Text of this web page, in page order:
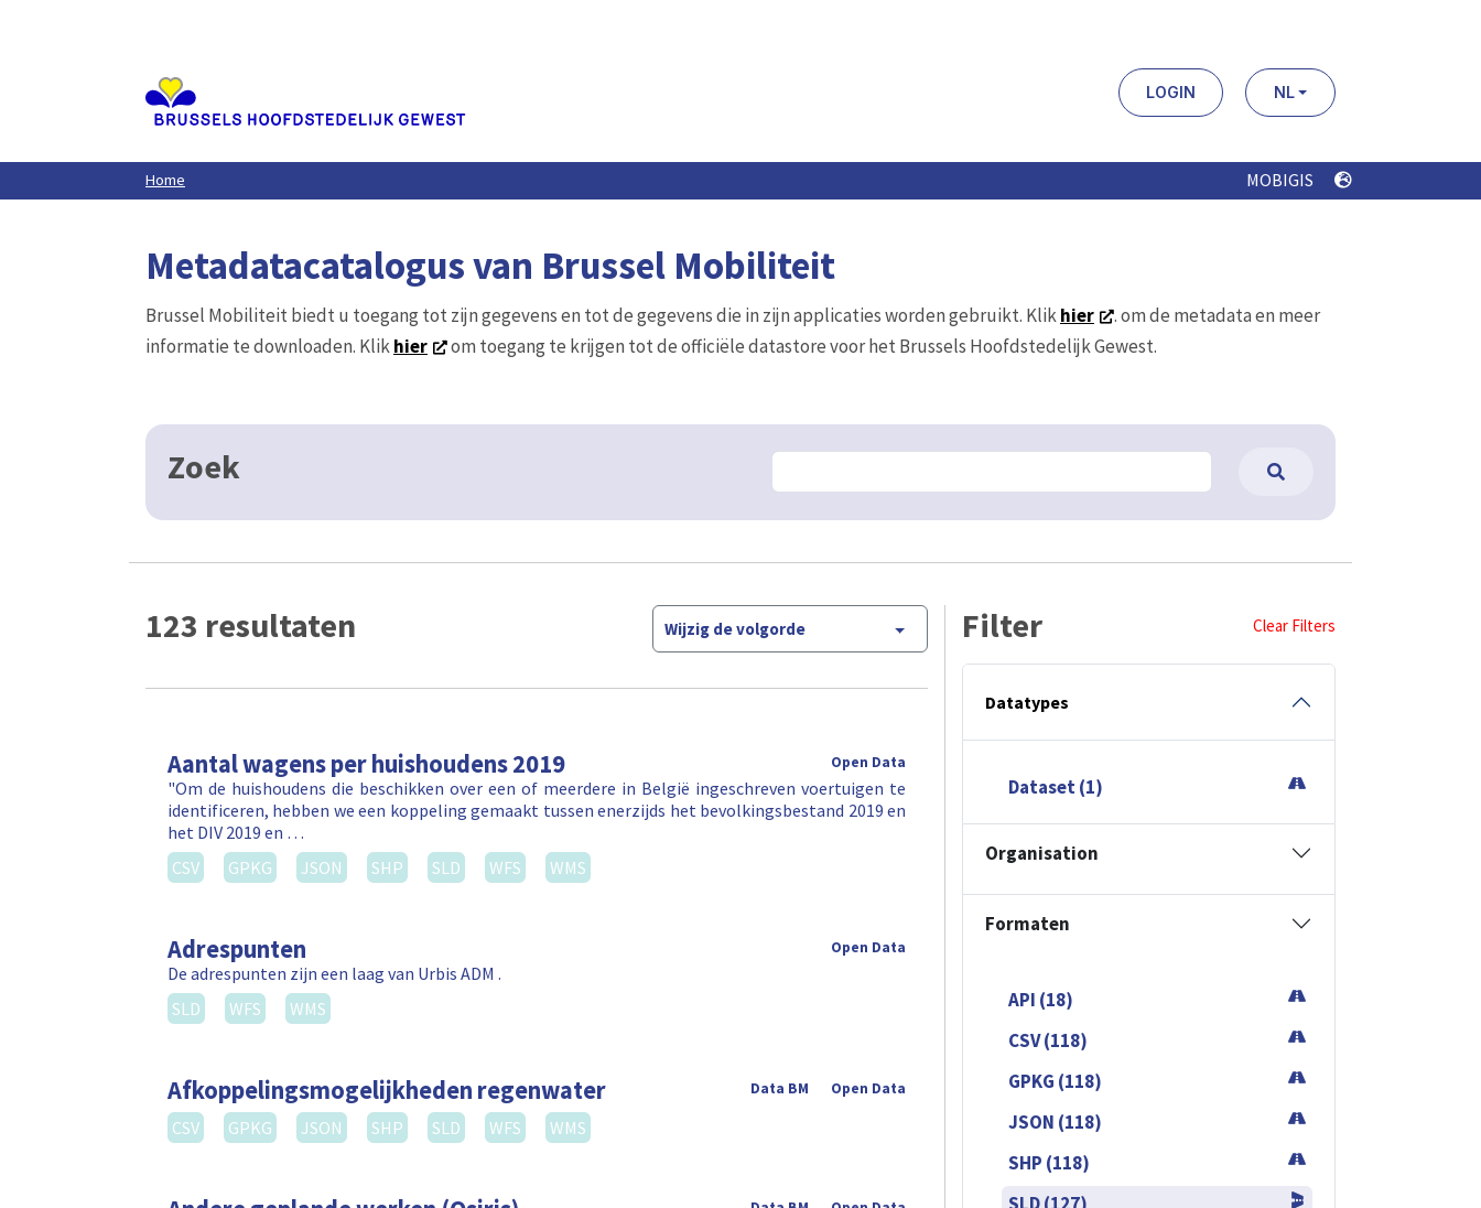
LOGIN NL
Home MOBIGIS
Metadatacatalogus van Brussel Mobiliteit
Brussel Mobiliteit biedt u toegang tot zijn gegevens en tot de gegevens die in zijn applicaties worden gebruikt. Klikhier
. om de metadata en meer
informatie te downloaden. Klikhier om toegang te krijgen tot de officiële datastore voor het Brussels Hoofdstedelijk Gewest.
Zoek
123 resultaten Wijzig de volgorde
Aantal wagens per huishoudens 2019 Open Data
"Om de huishoudens die beschikken over een of meerdere in België ingeschreven voertuigen te
identificeren, hebben we een koppeling gemaakt tussen enerzijds het bevolkingsbestand 2019 en
het DIV 2019 en …
CSV
GPKG JSON SHP SLD WFS WMS
Adrespunten Open Data
De adrespunten zijn een laag van Urbis ADM .
SLD
WFS WMS
Afkoppelingsmogelijkheden regenwater Open Data
Data BM
CSV GPKG JSON SHP SLD WFS WMS
Filter Clear Filters
Datatypes
Dataset (1)
Organisation
Formaten
API (18)
CSV (118)
GPKG (118)
JSON (118)
SHP (118)